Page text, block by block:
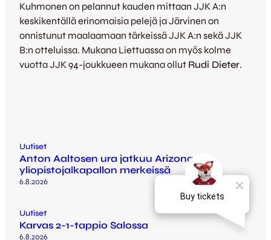
Kuhmonen on pelannut kauden mittaan JJK A:n
keskikentällä erinomaisia pelejä ja Järvinen on
onnistunut maalaamaan tärkeissä JJK A:n sekä JJK
B:n otteluissa. Mukana Liettuassa on myös kolme
vuotta JJK 94-joukkueen mukana ollut Rudi Dieter.
Uutiset
Anton Aaltosen ura jatkuu Arizonassa
yliopistojalkapallon merkeissä
6.8.2026
Uutiset
Karvas 2-1-tappio Salossa
6.8.2026